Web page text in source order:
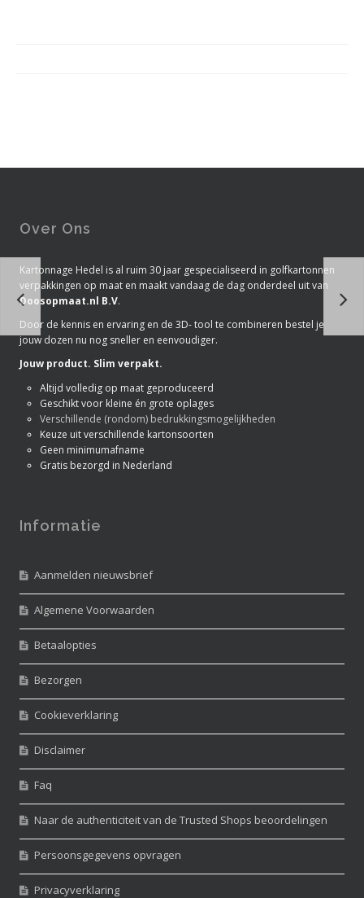
Over Ons
Kartonnage Hedel is al ruim 30 jaar gespecialiseerd in golfkartonnen
verpakkingen op maat en maakt vandaag de dag onderdeel uit van
Doosopmaat.nl B.V.
Door de kennis en ervaring en de 3D- tool te combineren bestel je
jouw dozen nu nog sneller en eenvoudiger.
Jouw product. Slim verpakt.
Altijd volledig op maat geproduceerd
Geschikt voor kleine én grote oplages
Verschillende (rondom) bedrukkingsmogelijkheden
Keuze uit verschillende kartonsoorten
Geen minimumafname
Gratis bezorgd in Nederland
Informatie
Aanmelden nieuwsbrief
Algemene Voorwaarden
Betaalopties
Bezorgen
Cookieverklaring
Disclaimer
Faq
Naar de authenticiteit van de Trusted Shops beoordelingen
Persoonsgegevens opvragen
Privacyverklaring